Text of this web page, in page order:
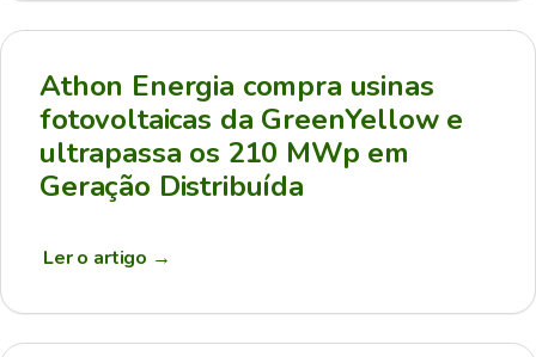
Athon Energia compra usinas
fotovoltaicas da GreenYellow e
ultrapassa os 210 MWp em
Geração Distribuída
Ler o artigo →